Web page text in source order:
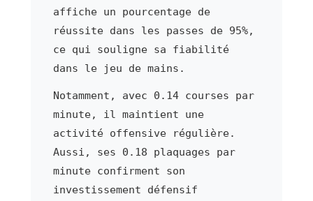
affiche un pourcentage de
réussite dans les passes de 95%,
ce qui souligne sa fiabilité
dans le jeu de mains.
Notamment, avec 0.14 courses par
minute, il maintient une
activité offensive régulière.
Aussi, ses 0.18 plaquages par
minute confirment son
investissement défensif